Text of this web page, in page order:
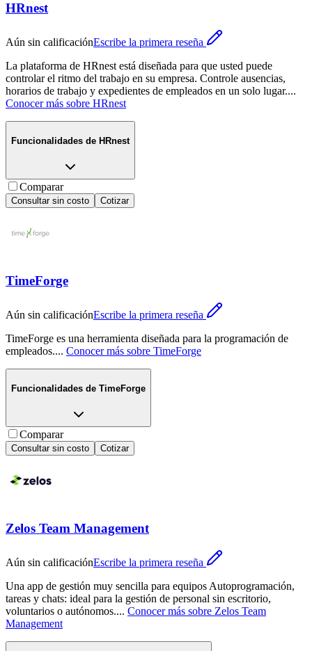
HRnest
Aún sin calificaciónEscribe la primera reseña
La plataforma de HRnest está diseñada para que usted puede
controlar el ritmo del trabajo en su empresa. Controle ausencias,
horarios de trabajo y expedientes de empleados en un solo lugar....
Conocer más sobre HRnest
Funcionalidades de HRnest
Comparar
Consultar sin costo Cotizar
TimeForge
Aún sin calificaciónEscribe la primera reseña
TimeForge es una herramienta diseñada para la programación de
empleados.... Conocer más sobre TimeForge
Funcionalidades de TimeForge
Comparar
Consultar sin costo Cotizar
Zelos Team Management
Aún sin calificaciónEscribe la primera reseña
Una app de gestión muy sencilla para equipos Autoprogramación,
tareas y chats: ideal para la gestión de personal sin escritorio,
voluntarios o autónomos.... Conocer más sobre Zelos Team
Management